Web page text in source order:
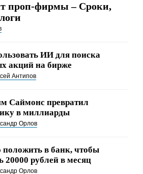
проп-фирмы – Сроки,
ИИ для поиска
акций на бирже
Антипов
Саймонс превратил
в миллиарды
Орлов
положить в банк, чтобы
20000 рублей в месяц
Орлов